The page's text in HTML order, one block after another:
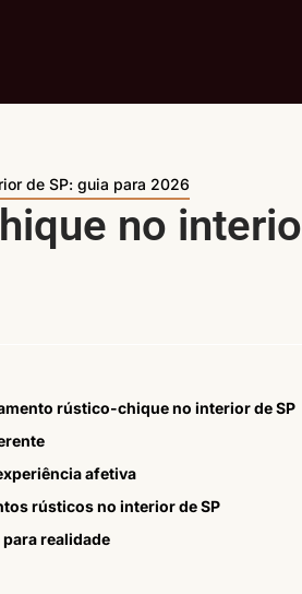
de SP: guia para 2026
no
rústico-chique no interior de SP
afetiva
rústicos no interior de SP
para realidade